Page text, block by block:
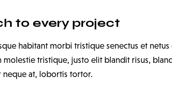
to every project
habitant morbi tristique senectus et netus
molestie tristique, justo elit blandit risus,
neque at, lobortis tortor.